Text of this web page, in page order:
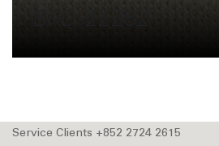
BRD-22282
Service Clients +852 2724 2615